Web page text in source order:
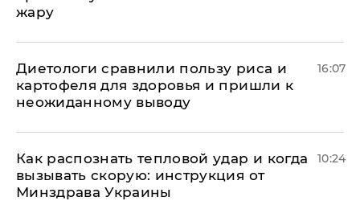
жару
Диетологи сравнили пользу риса и
картофеля для здоровья и пришли к
неожиданному выводу
16:07
Как распознать тепловой удар и когда
вызывать скорую: инструкция от
Минздрава Украины
10:24